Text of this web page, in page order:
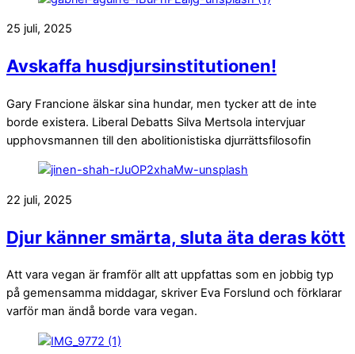
25 juli, 2025
Avskaffa husdjursinstitutionen!
Gary Francione älskar sina hundar, men tycker att de inte
borde existera. Liberal Debatts Silva Mertsola intervjuar
upphovsmannen till den abolitionistiska djurrättsfilosofin
22 juli, 2025
Djur känner smärta, sluta äta deras kött
Att vara vegan är framför allt att uppfattas som en jobbig typ
på gemensamma middagar, skriver Eva Forslund och förklarar
varför man ändå borde vara vegan.